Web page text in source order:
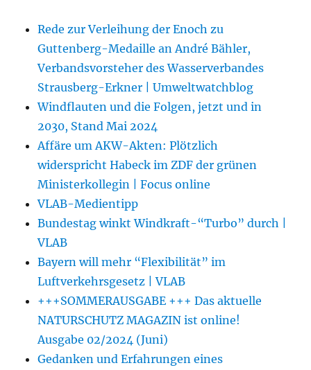
Rede zur Verleihung der Enoch zu
Guttenberg-Medaille an André Bähler,
Verbandsvorsteher des Wasserverbandes
Strausberg-Erkner | Umweltwatchblog
Windflauten und die Folgen, jetzt und in
2030, Stand Mai 2024
Affäre um AKW-Akten: Plötzlich
widerspricht Habeck im ZDF der grünen
Ministerkollegin | Focus online
VLAB-Medientipp
Bundestag winkt Windkraft-“Turbo” durch |
VLAB
Bayern will mehr “Flexibilität” im
Luftverkehrsgesetz | VLAB
+++SOMMERAUSGABE +++ Das aktuelle
NATURSCHUTZ MAGAZIN ist online!
Ausgabe 02/2024 (Juni)
Gedanken und Erfahrungen eines